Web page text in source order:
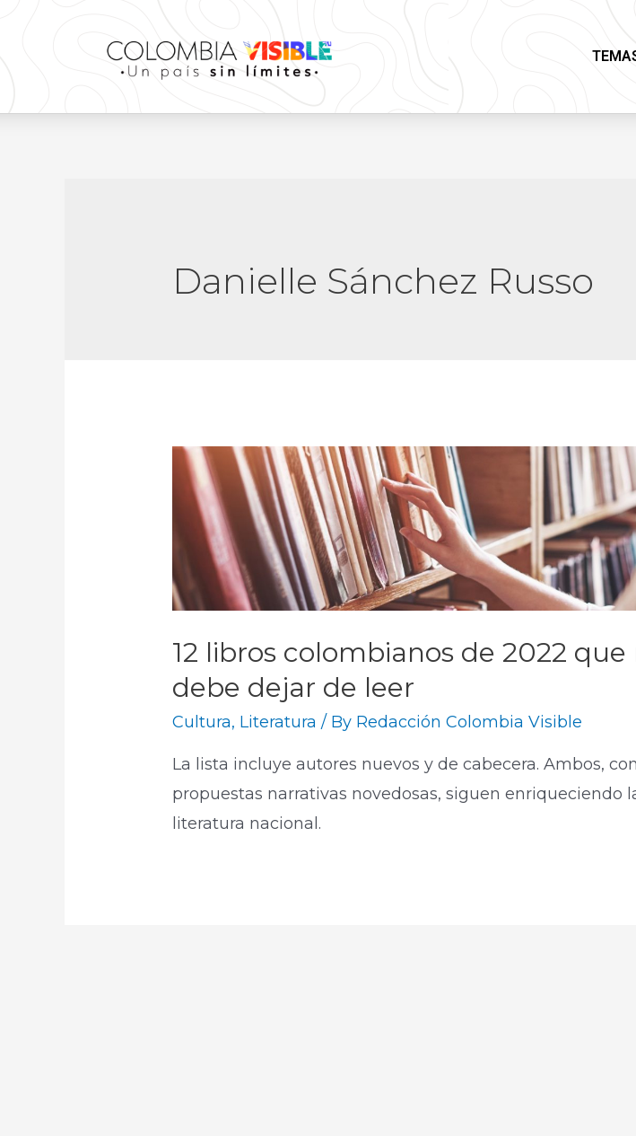
Danielle Sánchez Russo
12 libros colombianos de 2022 que
debe dejar de leer
Cultura, Literatura / By Redacción Colombia Visible
La lista incluye autores nuevos y de cabecera. Ambos,
propuestas narrativas novedosas, siguen enriqueciendo
literatura nacional.